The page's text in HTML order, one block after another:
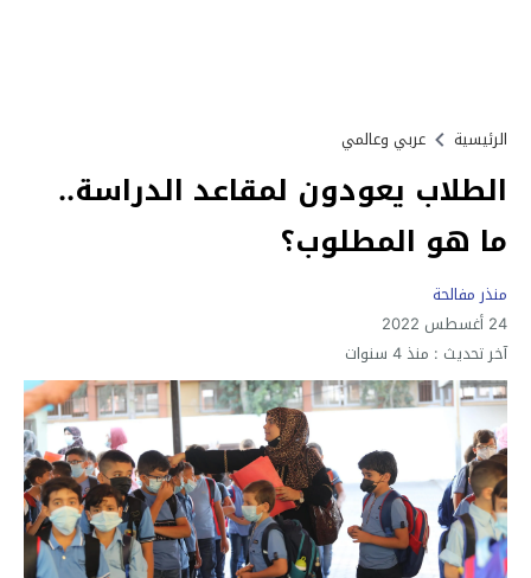
الرئيسية عربي وعالمي
الطلاب يعودون لمقاعد الدراسة..
ما هو المطلوب؟
منذر مفالحة
24 أغسطس 2022
آخر تحديث : منذ 4 سنوات